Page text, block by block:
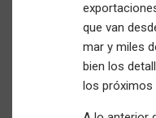
que van
mar y miles
bien los
los próximos